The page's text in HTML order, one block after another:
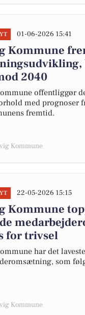
01-06-2026 15:41
Kommune
2040
offentliggør
med prognoser
fremtid.
Kommune
22-05-2026 15:15
Kommune
for trivsel
har det
som
Kommune